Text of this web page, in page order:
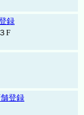
録
F
登録